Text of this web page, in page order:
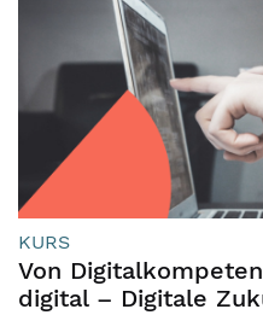
KURS
Von
digital – Digitale